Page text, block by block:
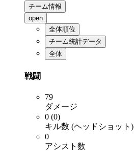
チーム情報
open
全体順位
チーム統計データ
全体
戦闘
79
ダメージ
0 (0)
キル数 (ヘッドショット)
0
アシスト数